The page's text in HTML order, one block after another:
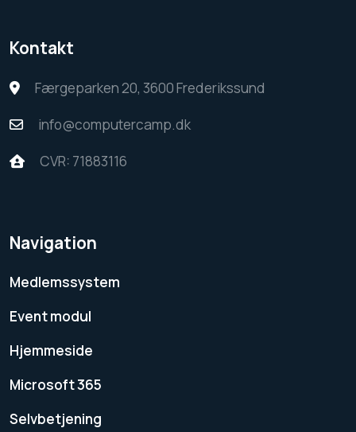
Kontakt
Færgeparken 20, 3600 Frederikssund
info@computercamp.dk
CVR: 71883116
Navigation
Medlemssystem
Event modul
Hjemmeside
Microsoft 365
Selvbetjening